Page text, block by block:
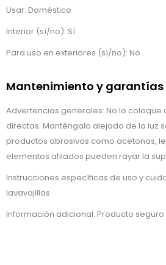
Usar: Doméstico
Interior (sí/no): Sí
Para uso en exteriores (sí/no): No
Mantenimiento y garantías
Advertencias generales: No lo
directas. Manténgalo alejado de la luz
productos abrasivos como acetonas,
elementos afilados pueden rayar la
Instrucciones específicas de uso y
lavavajillas.
Información adicional: Producto